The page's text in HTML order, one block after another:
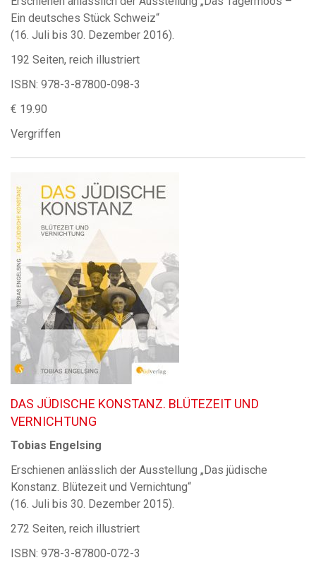
Ein deutsches Stück Schweiz“
(16. Juli bis 30. Dezember 2016).
192 Seiten, reich illustriert
ISBN: 978-3-87800-098-3
€ 19.90
Vergriffen
DAS JÜDISCHE KONSTANZ. BLÜTEZEIT UND
VERNICHTUNG
Tobias Engelsing
Erschienen anlässlich der Ausstellung „Das jüdische
Konstanz. Blütezeit und Vernichtung“
(16. Juli bis 30. Dezember 2015).
272 Seiten, reich illustriert
ISBN: 978-3-87800-072-3